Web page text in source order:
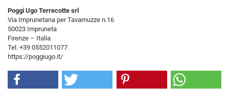
Poggi Ugo Terrecotte srl
Via Imprunetana per Tavarnuzze n.16
50023 Impruneta
Firenze – Italia
Tel. +39 0552011077
https://poggiugo.it/